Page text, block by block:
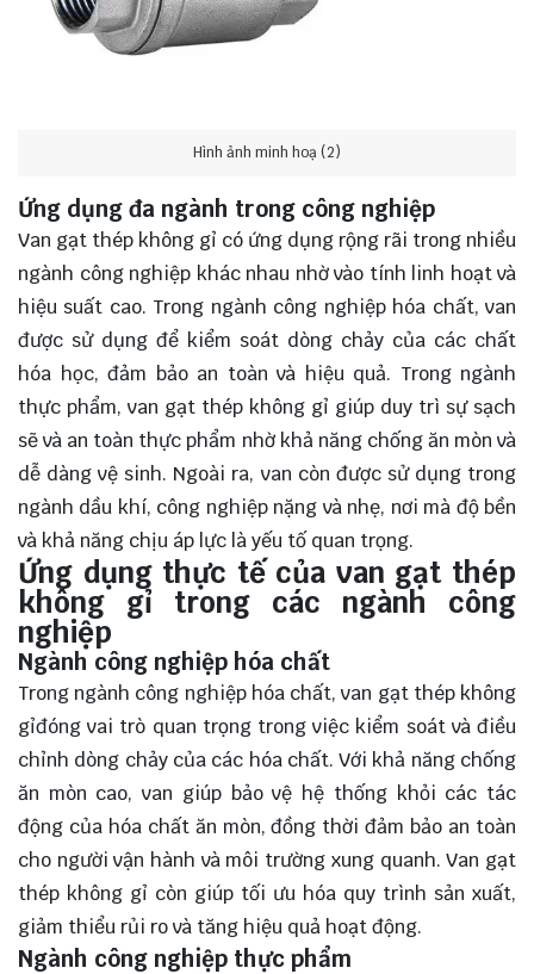
Hình ảnh minh hoạ (2)
Ứng dụng đa ngành trong công nghiệp
Van gạt thép không gỉ có ứng dụng rộng rãi trong nhiều
ngành công nghiệp khác nhau nhờ vào tính linh hoạt và
hiệu suất cao. Trong ngành công nghiệp hóa chất, van
được sử dụng để kiểm soát dòng chảy của các chất
hóa học, đảm bảo an toàn và hiệu quả. Trong ngành
thực phẩm, van gạt thép không gỉ giúp duy trì sự sạch
sẽ và an toàn thực phẩm nhờ khả năng chống ăn mòn và
dễ dàng vệ sinh. Ngoài ra, van còn được sử dụng trong
ngành dầu khí, công nghiệp nặng và nhẹ, nơi mà độ bền
và khả năng chịu áp lực là yếu tố quan trọng.
Ứng dụng thực tế của van gạt thép
không gỉ trong các ngành công
nghiệp
Ngành công nghiệp hóa chất
Trong ngành công nghiệp hóa chất, van gạt thép không
gỉđóng vai trò quan trọng trong việc kiểm soát và điều
chỉnh dòng chảy của các hóa chất. Với khả năng chống
ăn mòn cao, van giúp bảo vệ hệ thống khỏi các tác
động của hóa chất ăn mòn, đồng thời đảm bảo an toàn
cho người vận hành và môi trường xung quanh. Van gạt
thép không gỉ còn giúp tối ưu hóa quy trình sản xuất,
giảm thiểu rủi ro và tăng hiệu quả hoạt động.
Ngành công nghiệp thực phẩm